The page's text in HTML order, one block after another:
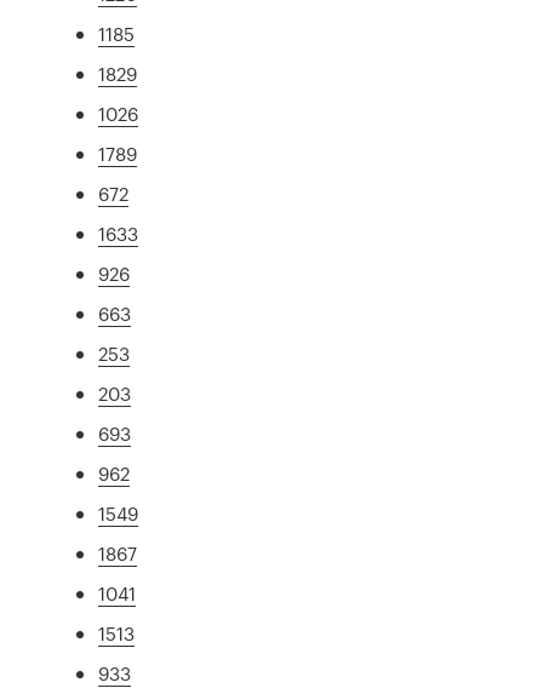
1185
1829
1026
1789
672
1633
926
663
253
203
693
962
1549
1867
1041
1513
933